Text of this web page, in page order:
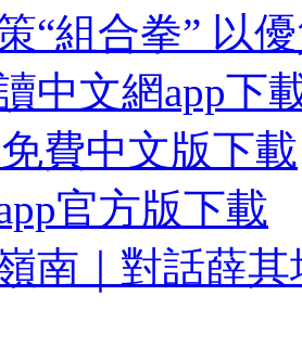
“組合拳” 以
中文網app下
費中文版下載
官方版下載
南｜對話薛